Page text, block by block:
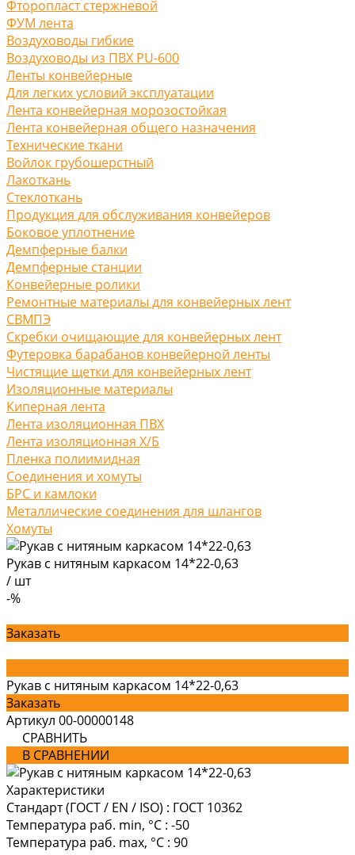
Фторопласт стержневой
ФУМ лента
Воздуховоды гибкие
Воздуховоды из ПВХ PU-600
Ленты конвейерные
Для легких условий эксплуатации
Лента конвейерная морозостойкая
Лента конвейерная общего назначения
Технические ткани
Войлок грубошерстный
Лакоткань
Стеклоткань
Продукция для обслуживания конвейеров
Боковое уплотнение
Демпферные балки
Демпферные станции
Конвейерные ролики
Ремонтные материалы для конвейерных лент
СВМПЭ
Скребки очищающие для конвейерных лент
Футеровка барабанов конвейерной ленты
Чистящие щетки для конвейерных лент
Изоляционные материалы
Киперная лента
Лента изоляционная ПВХ
Лента изоляционная Х/Б
Пленка полиимидная
Соединения и хомуты
БРС и камлоки
Металлические соединения для шлангов
Хомуты
Рукав с нитяным каркасом 14*22-0,63
/ шт
-%
Заказать
Рукав с нитяным каркасом 14*22-0,63
Заказать
Артикул 00-00000148
СРАВНИТЬ
В СРАВНЕНИИ
Характеристики
Стандарт (ГОСТ / EN / ISO) : ГОСТ 10362
Температура раб. min, °C : -50
Температура раб. max, °C : 90